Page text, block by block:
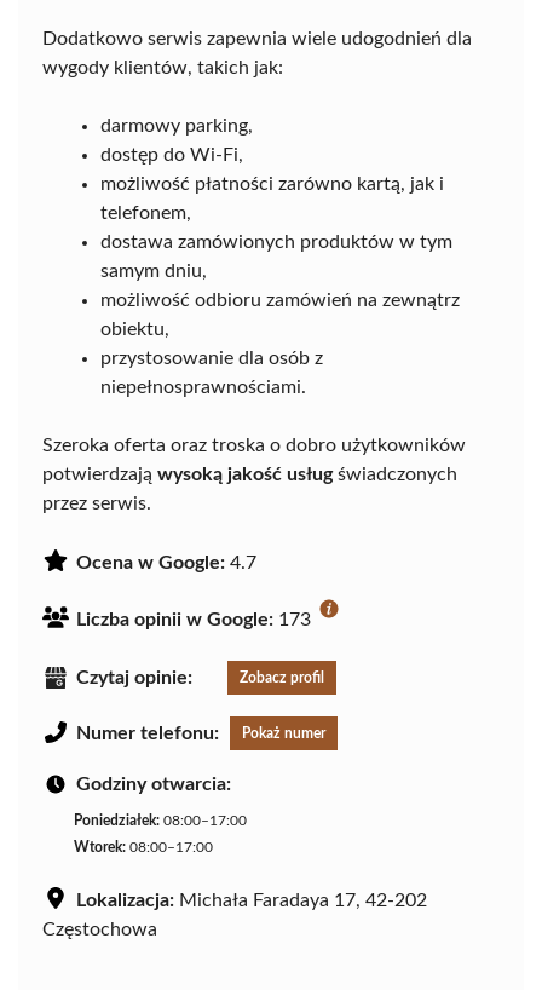
Dodatkowo serwis zapewnia wiele udogodnień dla
wygody klientów, takich jak:
darmowy parking,
dostęp do Wi-Fi,
możliwość płatności zarówno kartą, jak i
telefonem,
dostawa zamówionych produktów w tym
samym dniu,
możliwość odbioru zamówień na zewnątrz
obiektu,
przystosowanie dla osób z
niepełnosprawnościami.
Szeroka oferta oraz troska o dobro użytkowników
potwierdzają wysoką jakość usługświadczonych
przez serwis.
Ocena w Google: 4.7
Liczba opinii w Google: 173
Czytaj opinie: Zobacz profil
Numer telefonu: Pokaż numer
Godziny otwarcia:
Poniedziałek: 08:00–17:00
Wtorek: 08:00–17:00
Lokalizacja: Michała Faradaya 17, 42-202
Częstochowa